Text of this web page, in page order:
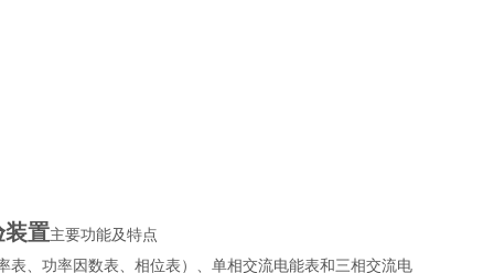
装置主要功能及特点
、功率因数表、相位表）、单相交流电能表和三相交流电